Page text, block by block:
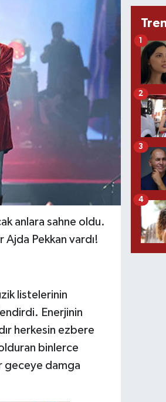
anlara sahne oldu.
Ajda Pekkan vardı!
listelerinin
Enerjinin
herkesin ezbere
binlerce
geceye damga
1
2
3
4